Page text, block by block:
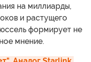
на миллиарды,
и растущего
формирует не
мнение.